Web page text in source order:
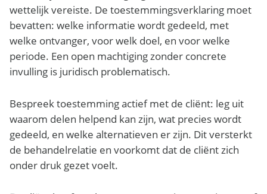
wettelijk vereiste. De toestemmingsverklaring moet
bevatten: welke informatie wordt gedeeld, met
welke ontvanger, voor welk doel, en voor welke
periode. Een open machtiging zonder concrete
invulling is juridisch problematisch.
Bespreek toestemming actief met de cliënt: leg uit
waarom delen helpend kan zijn, wat precies wordt
gedeeld, en welke alternatieven er zijn. Dit versterkt
de behandelrelatie en voorkomt dat de cliënt zich
onder druk gezet voelt.